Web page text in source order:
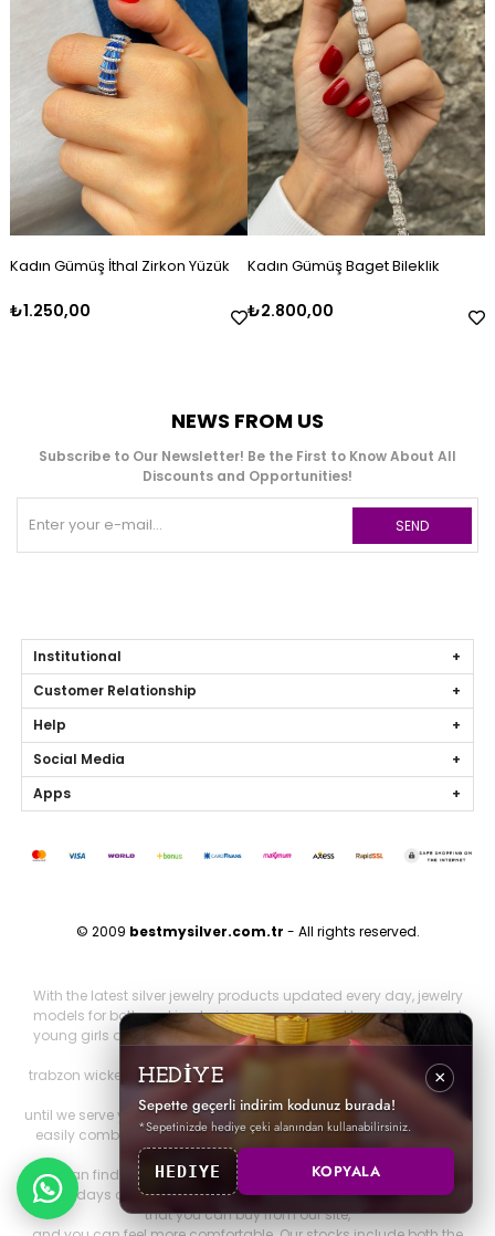
Kadın Gümüş İthal Zirkon Yüzük
₺1.250,00
Kadın Gümüş Baget Bileklik
₺2.800,00
NEWS FROM US
Subscribe to Our Newsletter! Be the First to Know About All
Discounts and Opportunities!
SEND
Institutional
Customer Relationship
Help
Social Media
Apps
© 2009 bestmysilver.com.tr - All rights reserved.
With the latest silver jewelry products updated every day, jewelry
models for both working business women and housewives and
young girls are silver necklaces, silver earrings, silver rings, silver
trabzon wicker, trabzon kazaziye, gold series, personalized jewelry
and brand jewelry since 2009
until we serve you. Other 925 sterling jewelry products that you can
easily combine with all jewelry products that will make you look
both elegant and stylish.
You can find it on our website. You can be more elegant on your
special days and nights with all our silver special design products
that you can buy from our site,
HEDİYE
Sepette geçerli indirim kodunuz burada!
*Sepetinizde hediye çeki alanından kullanabilirsiniz.
×
HEDIYE KOPYALA